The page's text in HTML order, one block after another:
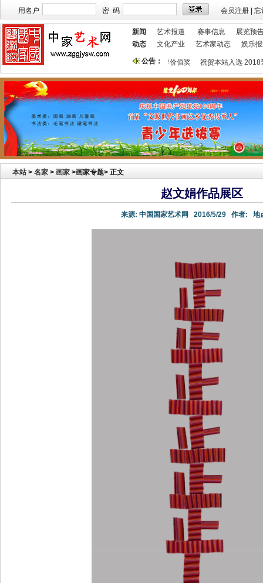
用名户 密 码 会员注册 忘
新闻 艺术报道 赛事信息
展览预
动态
文化产业 艺术家动态 娱乐
公告：
家宣传投放！ 祝贺本站获艺术行业最具品牌价值奖 祝贺本站入选 2018艺
本站 > 名家 > 画家 >画家专题> 正文
赵文娟作品展区
来源: 中国国家艺术网 2016/5/29作者: 地